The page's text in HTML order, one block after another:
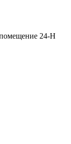
помещение 24-Н